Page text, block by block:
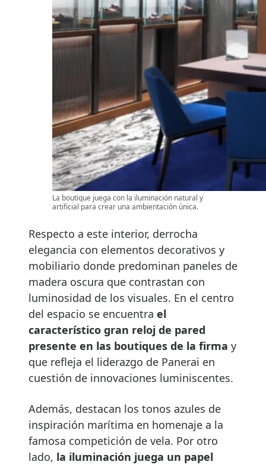
La boutique juega con la iluminación natural y
artificial para crear una ambientación única.
Respecto a este interior, derrocha
elegancia con elementos decorativos y
mobiliario donde predominan paneles de
madera oscura que contrastan con
luminosidad de los visuales. En el centro
del espacio se encuentra el
característico gran reloj de pared
presente en las boutiques de la firma y
que refleja el liderazgo de Panerai en
cuestión de innovaciones luminiscentes.
Además, destacan los tonos azules de
inspiración marítima en homenaje a la
famosa competición de vela. Por otro
lado, la iluminación juega un papel